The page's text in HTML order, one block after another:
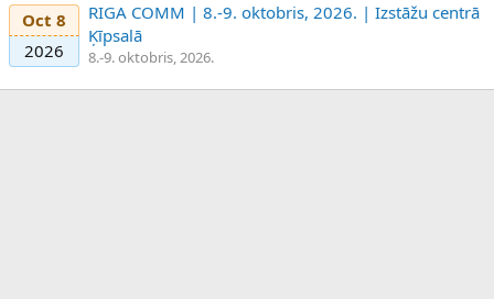
Oct 8
2026
RIGA COMM | 8.-9. oktobris, 2026. | Izstāžu centrā
Ķīpsalā
8.-9. oktobris, 2026.